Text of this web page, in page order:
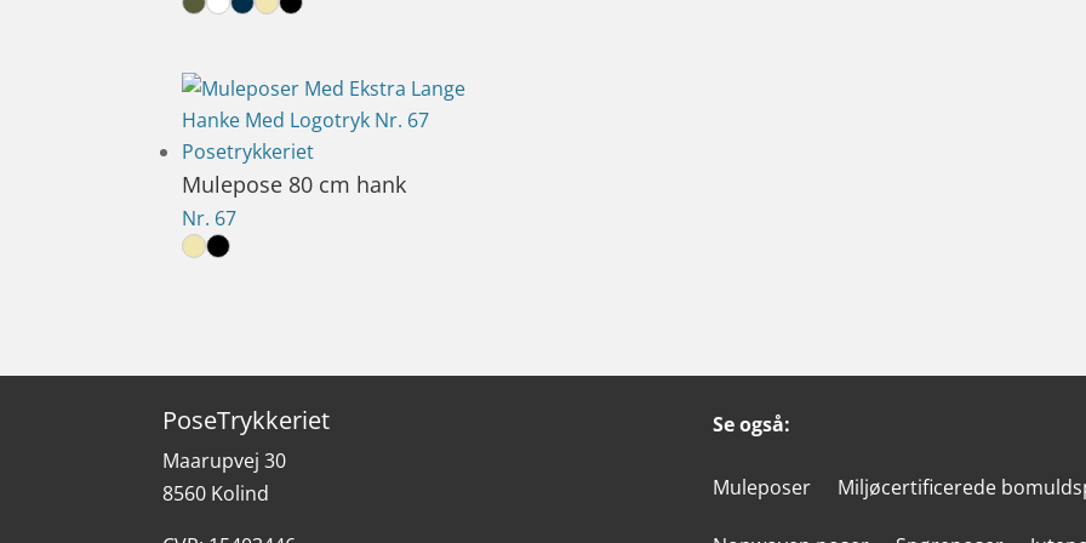
Mulepose 80 cm hank
Nr. 67
PoseTrykkeriet
Maarupvej 30
8560 Kolind
Se også:
Muleposer Miljøcertificerede